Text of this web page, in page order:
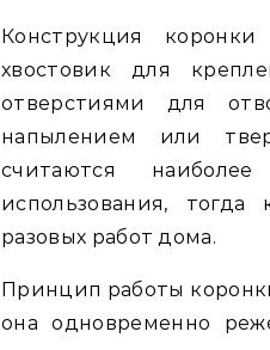
Конструкция
хвостовик для
отверстиями для
напылением или
считаются
использования,
разовых работ дома.
Принцип работы
она одновременно